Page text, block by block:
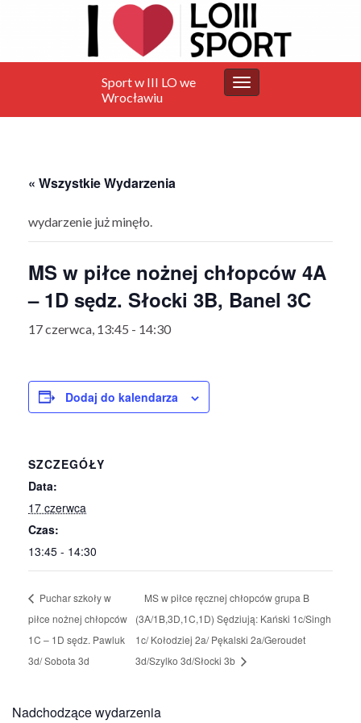
Przełącz
Sport w III LO we
Wrocławiu
« Wszystkie Wydarzenia
wydarzenie już minęło.
MS w piłce nożnej chłopców 4A
– 1D sędz. Słocki 3B, Banel 3C
17 czerwca, 13:45 - 14:30
Dodaj do kalendarza
SZCZEGÓŁY
Data:
17 czerwca
Czas:
13:45 - 14:30
Puchar szkoły w
piłce nożnej chłopców
1C – 1D sędz. Pawluk
3d/ Sobota 3d
MS w piłce ręcznej chłopców grupa B
(3A/1B,3D,1C,1D) Sędziują: Kański 1c/Singh
1c/ Kołodziej 2a/ Pękalski 2a/Geroudet
3d/Szylko 3d/Słocki 3b
Nadchodzące wydarzenia